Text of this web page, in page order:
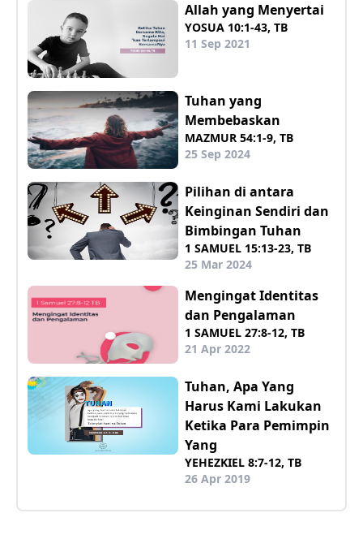
Allah yang Menyertai
YOSUA 10:1-43, TB
11 Sep 2021
Tuhan yang
Membebaskan
MAZMUR 54:1-9, TB
25 Sep 2024
Pilihan di antara
Keinginan Sendiri dan
Bimbingan Tuhan
1 SAMUEL 15:13-23, TB
25 Mar 2024
Mengingat Identitas
dan Pengalaman
1 SAMUEL 27:8-12, TB
21 Apr 2022
Tuhan, Apa Yang
Harus Kami Lakukan
Ketika Para Pemimpin
Yang
YEHEZKIEL 8:7-12, TB
26 Apr 2019